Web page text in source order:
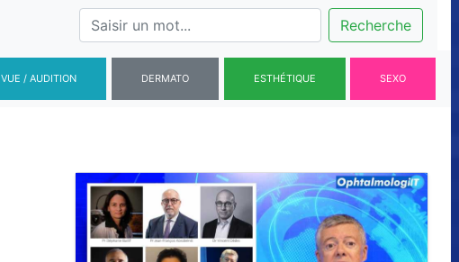
Recherche
VUE / AUDITION DERMATO ESTHÉTIQUE SEXO